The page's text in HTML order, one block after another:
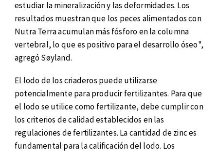
estudiar la mineralización y las deformidades. Los
resultados muestran que los peces alimentados con
Nutra Terra acumulan más fósforo en la columna
vertebral, lo que es positivo para el desarrollo óseo",
agregó Søyland.
El lodo de los criaderos puede utilizarse
potencialmente para producir fertilizantes. Para que
el lodo se utilice como fertilizante, debe cumplir con
los criterios de calidad establecidos en las
regulaciones de fertilizantes. La cantidad de zinc es
fundamental para la calificación del lodo. Los